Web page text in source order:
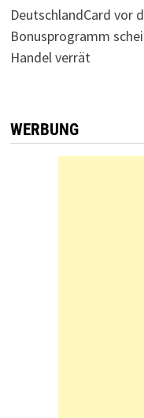
DeutschlandCard vor
Bonusprogramm
Handel verrät
WERBUNG